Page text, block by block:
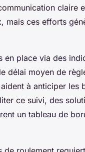
claire
mais ces efforts
en place via des
délai moyen de
à anticiper les
ce suivi, des
un tableau de